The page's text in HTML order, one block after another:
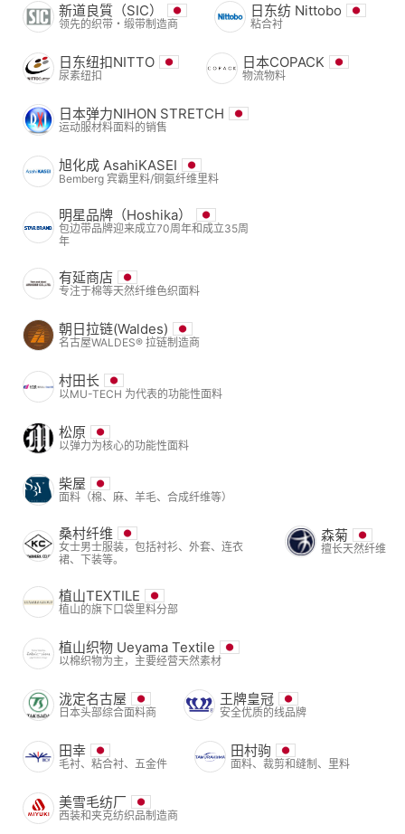
新道良質（SIC）
领先的织带・缎带制造商
日东纺 Nittobo
粘合衬
日东纽扣NITTO
尿素纽扣
日本COPACK
物流物料
日本弹力NIHON STRETCH
运动服材料面料的销售
旭化成 AsahiKASEI
Bemberg 宾霸里料/铜氨纤维里料
明星品牌（Hoshika）
包边带品牌迎来成立70周年和成立35周
年
有延商店
专注于棉等天然纤维色织面料
朝日拉链(Waldes)
名古屋WALDES® 拉链制造商
村田长
以MU-TECH 为代表的功能性面料
松原
以弹力为核心的功能性面料
柴屋
面料（棉、麻、羊毛、合成纤维等）
桑村纤维
女士男士服装，包括衬衫、外套、连衣
裙、下装等。
森菊
擅长天然纤维
植山TEXTILE
植山的旗下口袋里料分部
植山织物 Ueyama Textile
以棉织物为主，主要经营天然素材
泷定名古屋
日本头部综合面料商
王牌皇冠
安全优质的线品牌
田幸
毛衬、粘合衬、五金件
田村驹
面料、裁剪和缝制、里料
美雪毛纺厂
西装和夹克纺织品制造商